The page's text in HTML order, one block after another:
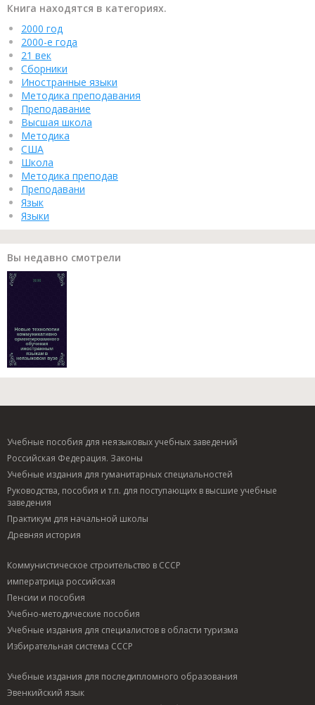
Книга находятся в категориях.
2000 год
2000-е года
21 век
Сборники
Иностранные языки
Методика преподавания
Преподавание
Высшая школа
Методика
США
Школа
Методика преподав
Преподавани
Язык
Языки
Вы недавно смотрели
Учебные пособия для неязыковых учебных заведений
Российская Федерация. Законы
Учебные издания для гуманитарных специальностей
Руководства, пособия и т.п. для поступающих в высшие учебные
заведения
Практикум для начальной школы
Древняя история
Коммунистическое строительство в СССР
императрица российская
Пенсии и пособия
Учебно-методические пособия
Учебные издания для специалистов в области туризма
Избирательная система СССР
Учебные издания для последипломного образования
Эвенкийский язык